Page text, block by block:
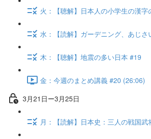
火：【聴解】日本人の小学生の漢字
水：【読解】ガーデニング、あじさ
木：【聴解】地震の多い日本 #19
金：今週のまとめ講義 #20 (26:06)
3月21日ー3月25日
月：【読解】日本史：三人の戦国武